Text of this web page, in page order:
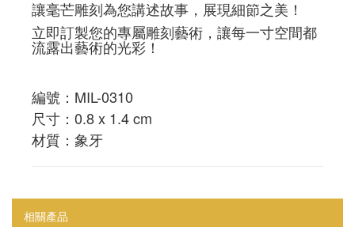
讓毫芒雕刻為您講述故事，展現細節之美！
立即訂製您的專屬雕刻藝術，讓每一寸空間都
流露出藝術的光彩！
編號：MIL-0310
尺寸：0.8 x 1.4 cm
材質：象牙
相關產品